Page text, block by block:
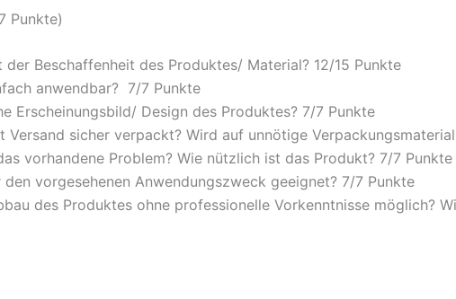
Punkte)
der Beschaffenheit des Produktes/ Material? 12/15 Punkte
anwendbar? 7/7 Punkte
Erscheinungsbild/ Design des Produktes? 7/7 Punkte
Versand sicher verpackt? Wird auf unnötige
vorhandene Problem? Wie nützlich ist das Produkt? 7/7 Punkte
vorgesehenen Anwendungszweck geeignet? 7/7 Punkte
des Produktes ohne professionelle Vorkenntnisse möglich?